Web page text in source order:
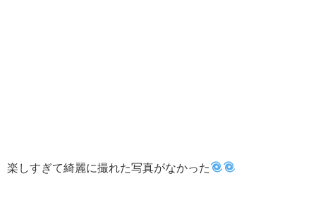
楽しすぎて綺麗に撮れた写真がなかった